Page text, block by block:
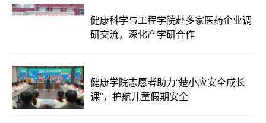
健康科学与工程学院赴多家医药企业调
研交流，深化产学研合作
健康学院志愿者助力“楚小应安全成长
课”，护航儿童假期安全